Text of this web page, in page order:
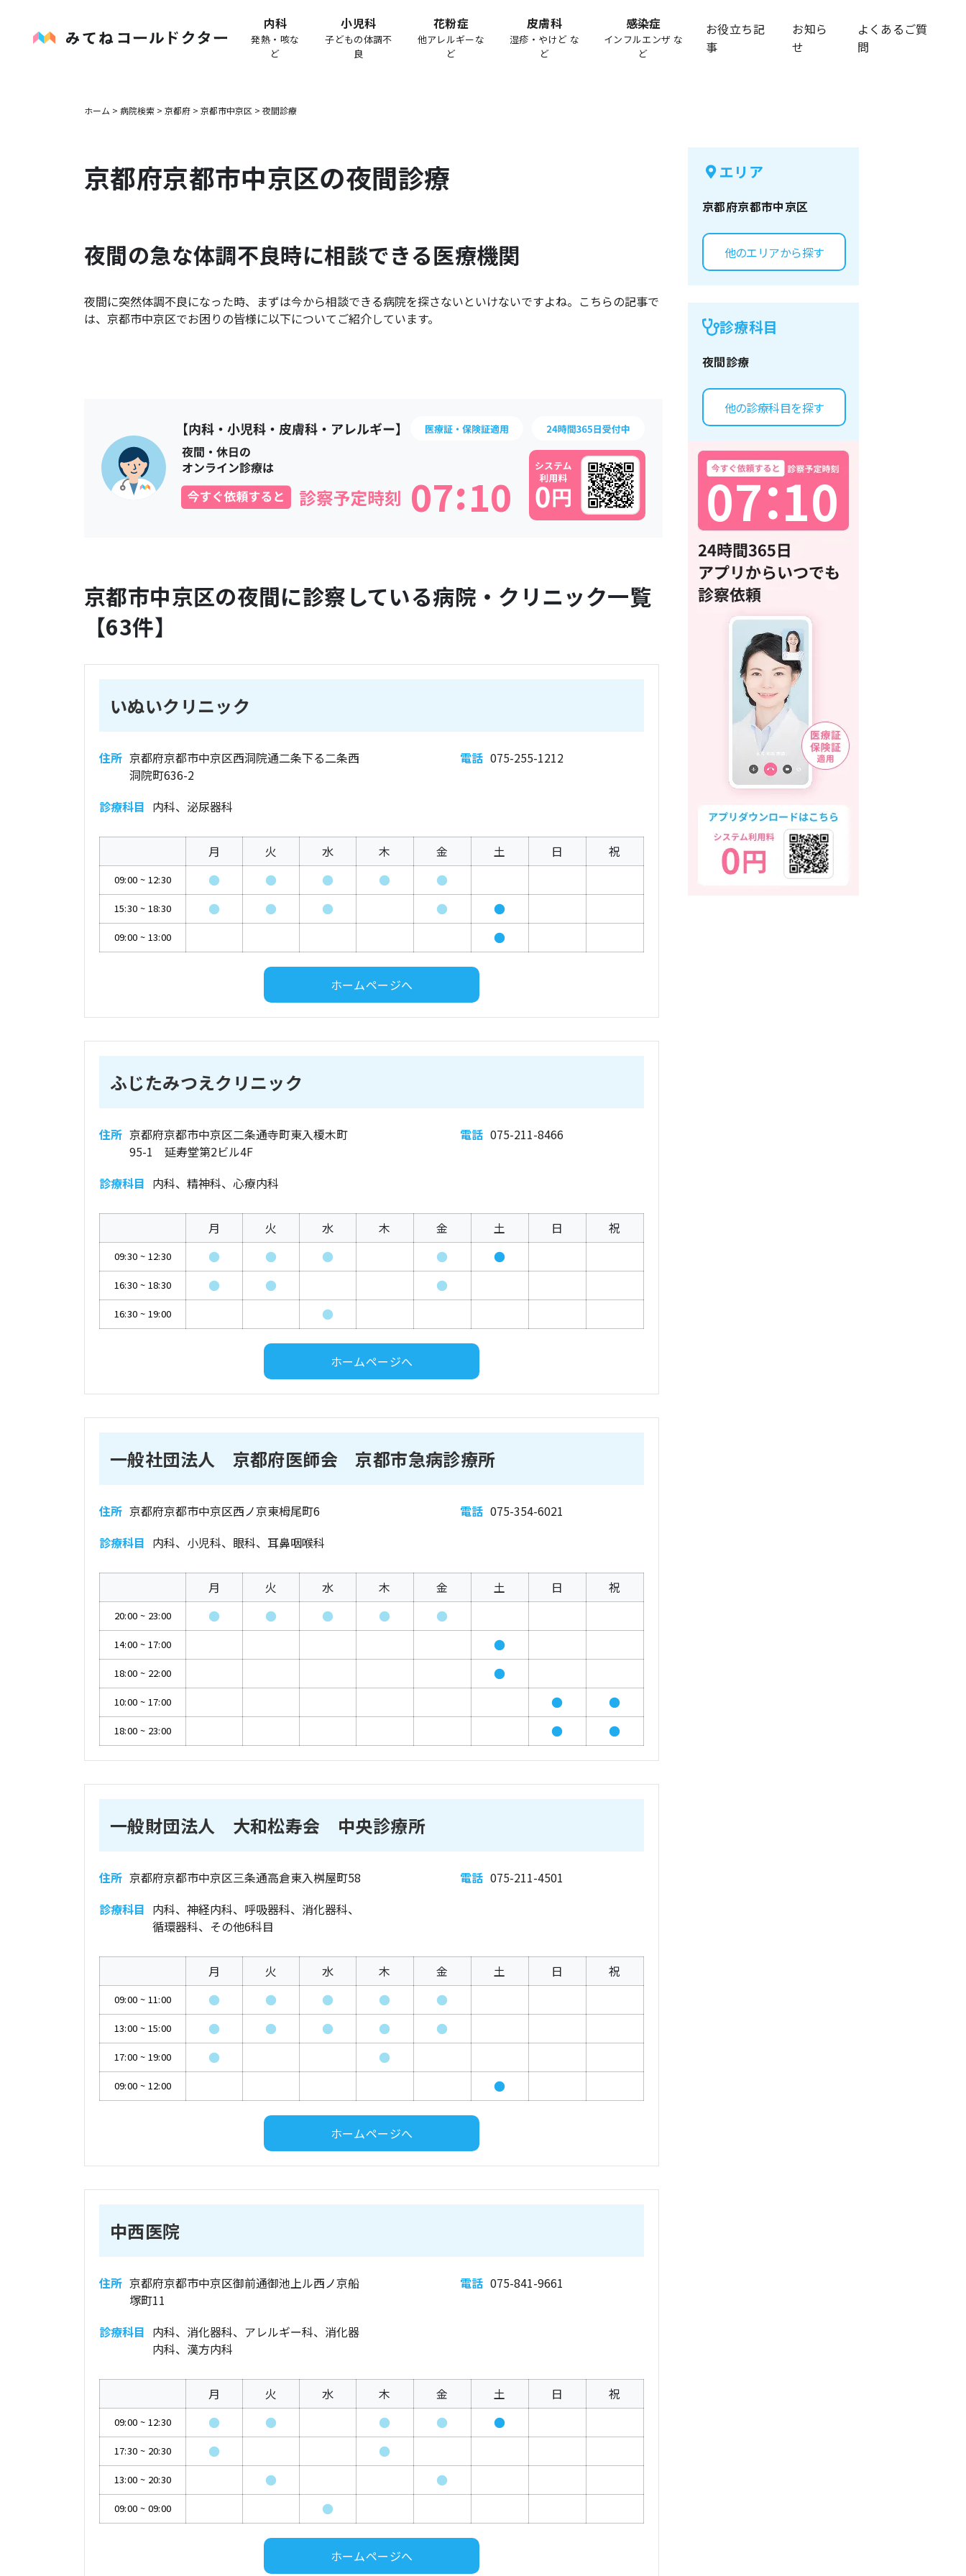
内科
発熱・咳な
ど
小児科
子どもの体調不
良
花粉症
他アレルギーな
ど
皮膚科
湿疹・やけど な
ど
感染症
インフルエンザ な
ど
お役立ち記
事
お知ら
せ
よくあるご質
問
ホーム > 病院検索 > 京都府 > 京都市中京区 > 夜間診療
京都府京都市中京区の夜間診療
夜間の急な体調不良時に相談できる医療機関
夜間に突然体調不良になった時、まずは今から相談できる病院を探さないといけないですよね。こちらの記事で
は、 京都市中京区でお困りの皆様に以下についてご紹介しています。
07 10
:
京都市中京区の夜間に診察している病院・クリニック一覧
【63件】
いぬいクリニック
住所 京都府京都市中京区西洞院通二条下る二条西
洞院町636-2
電話 075-255-1212
診療科目 内科、泌尿器科
月 火 水 木 金 土 日 祝
09:00 ~ 12:30 ● ● ● ● ●
15:30 ~ 18:30 ● ● ● ● ●
09:00 ~ 13:00 ●
ホームページへ
ふじたみつえクリニック
住所 京都府京都市中京区二条通寺町東入榎木町
95-1 延寿堂第2ビル4F
電話 075-211-8466
診療科目 内科、精神科、心療内科
月 火 水 木 金 土 日 祝
09:30 ~ 12:30 ● ● ● ● ●
16:30 ~ 18:30 ● ● ●
16:30 ~ 19:00 ●
ホームページへ
一般社団法人 京都府医師会 京都市急病診療所
住所 京都府京都市中京区西ノ京東栂尾町6 電話 075-354-6021
診療科目 内科、小児科、眼科、耳鼻咽喉科
月 火 水 木 金 土 日 祝
20:00 ~ 23:00 ● ● ● ● ●
14:00 ~ 17:00 ●
18:00 ~ 22:00 ●
10:00 ~ 17:00 ● ●
18:00 ~ 23:00 ● ●
一般財団法人 大和松寿会 中央診療所
住所 京都府京都市中京区三条通高倉東入桝屋町58 電話 075-211-4501
診療科目 内科、神経内科、呼吸器科、消化器科、
循環器科、その他6科目
月 火 水 木 金 土 日 祝
09:00 ~ 11:00 ● ● ● ● ●
13:00 ~ 15:00 ● ● ● ● ●
17:00 ~ 19:00 ● ●
09:00 ~ 12:00 ●
ホームページへ
中西医院
住所 京都府京都市中京区御前通御池上ル西ノ京船
塚町11
電話 075-841-9661
診療科目 内科、消化器科、アレルギー科、消化器
内科、漢方内科
月 火 水 木 金 土 日 祝
09:00 ~ 12:30 ● ● ● ● ●
17:30 ~ 20:30 ● ●
13:00 ~ 20:30 ● ●
09:00 ~ 09:00 ●
ホームページへ
エリア
京都府京都市中京区
他のエリアから探す
診療科目
夜間診療
他の診療科目を探す
07：
10